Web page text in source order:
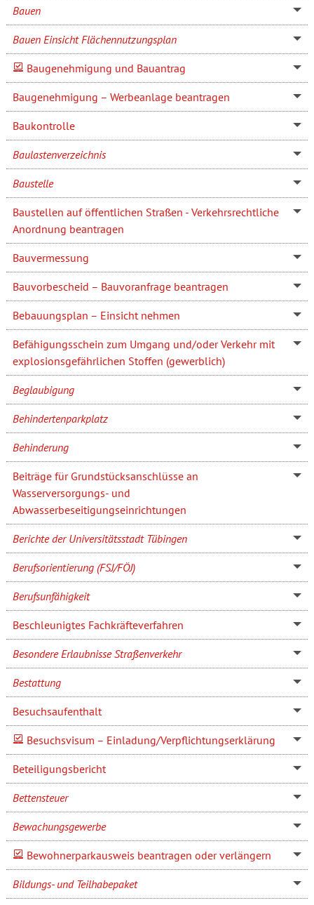
Bauen
Bauen Einsicht Flächennutzungsplan
Baugenehmigung und Bauantrag
Baugenehmigung – Werbeanlage beantragen
Baukontrolle
Baulastenverzeichnis
Baustelle
Baustellen auf öffentlichen Straßen - Verkehrsrechtliche
Anordnung beantragen
Bauvermessung
Bauvorbescheid – Bauvoranfrage beantragen
Bebauungsplan – Einsicht nehmen
Befähigungsschein zum Umgang und/oder Verkehr mit
explosionsgefährlichen Stoffen (gewerblich)
Beglaubigung
Behindertenparkplatz
Behinderung
Beiträge für Grundstücksanschlüsse an
Wasserversorgungs- und
Abwasserbeseitigungseinrichtungen
Berichte der Universitätsstadt Tübingen
Berufsorientierung (FSJ/FÖJ)
Berufsunfähigkeit
Beschleunigtes Fachkräfteverfahren
Besondere Erlaubnisse Straßenverkehr
Bestattung
Besuchsaufenthalt
Besuchsvisum – Einladung/Verpflichtungserklärung
Beteiligungsbericht
Bettensteuer
Bewachungsgewerbe
Bewohnerparkausweis beantragen oder verlängern
Bildungs- und Teilhabepaket